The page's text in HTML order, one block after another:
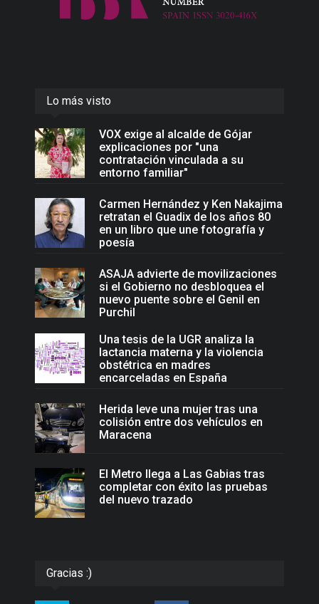
Lo más visto
VOX exige al alcalde de Gójar
explicaciones por "una
contratación vinculada a su
entorno familiar"
Carmen Hernández y Ken Nakajima
retratan el Guadix de los años 80
en un libro que une fotografía y
poesía
ASAJA advierte de movilizaciones
si el Gobierno no desbloquea el
nuevo puente sobre el Genil en
Purchil
Una tesis de la UGR analiza la
lactancia materna y la violencia
obstétrica en madres
encarceladas en España
Herida leve una mujer tras una
colisión entre dos vehículos en
Maracena
El Metro llega a Las Gabias tras
completar con éxito las pruebas
del nuevo trazado
Gracias :)